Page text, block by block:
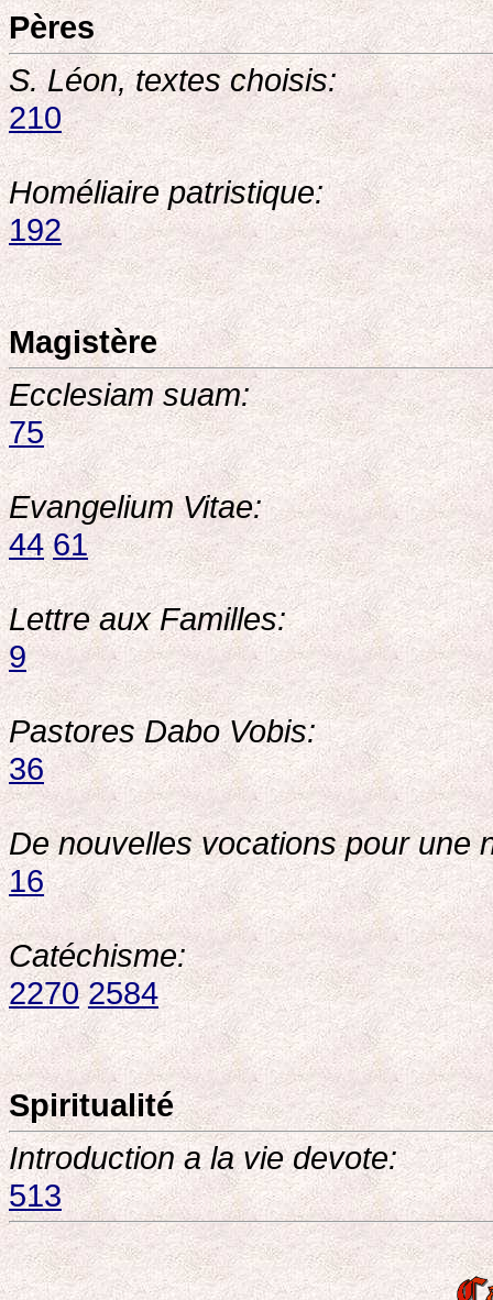
Pères
S. Léon, textes choisis:
210
Homéliaire patristique:
192
Magistère
Ecclesiam suam:
75
Evangelium Vitae:
44 61
Lettre aux Familles:
9
Pastores Dabo Vobis:
36
De nouvelles vocations pour une
16
Catéchisme:
2270 2584
Spiritualité
Introduction a la vie devote:
513